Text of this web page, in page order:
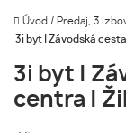
Úvod / Predaj, 3
3i byt | Závodská
3i byt |
centra |